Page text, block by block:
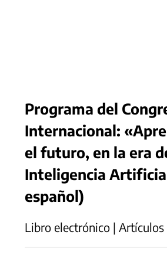
Programa del
Internacional:
el futuro, en la era
Inteligencia
español)
Libro electrónico | Artículos